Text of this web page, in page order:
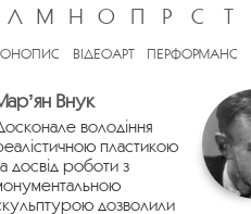
Л М Н О П Р С Т
ВІДЕОАРТ ПЕРФОРМАНС
Внук
володіння
пластикою
досвід роботи з
дозволили